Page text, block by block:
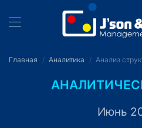
Главная Аналитика Анализ
Июнь